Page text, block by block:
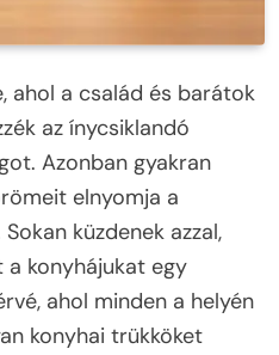
ahol a család és barátok
az ínycsiklandó
Azonban gyakran
elnyomja a
küzdenek azzal,
a konyhájukat egy
ahol minden a helyén
konyhai trükköket